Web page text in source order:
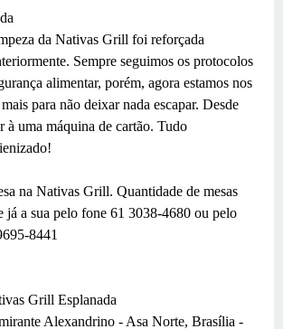
da Nativas Grill foi reforçada
Sempre seguimos os protocolos
alimentar, porém, agora estamos nos
para não deixar nada escapar. Desde
à uma máquina de cartão. Tudo
na Nativas Grill. Quantidade de mesas
já a sua pelo fone 61 3038-4680 ou pelo
8441
Grill Esplanada
Alexandrino - Asa Norte, Brasília -